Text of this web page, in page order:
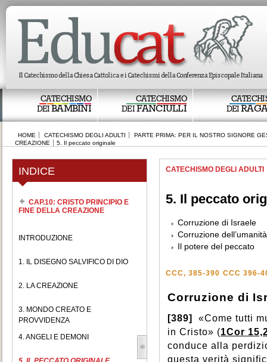
CATECHISMO
DEIBAMBINI
CATECHISMO
DEIFANCIULLI
DEI
HOME CATECHISMO DEGLI ADULTI
PARTE PRIMA: PER IL NOSTRO SIGNORE
CREAZIONE
5. Il peccato originale
INDICE
CAP.10: CRISTO PRINCIPIO E
FINE DELLA CREAZIONE
INTRODUZIONE
1. IL DISEGNO SALVIFICO DI DIO
2. LA CREAZIONE
3. MONDO CREATO E
PROVVIDENZA
4. ANGELI E DEMONI
CATECHISMO DEGLI ADULTI
5. Il peccato
Corruzione di Israele
Corruzione dell’umanità
Il potere del peccato
CCC, 385-390 CCC 396-
Corruzione di
[389]
«Come tutti
in Cristo» (1Cor
conduce alla
questa verità